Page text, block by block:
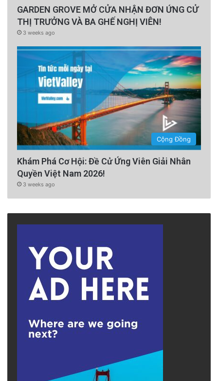
GARDEN GROVE MỞ CỬA NHẬN ĐƠN ỨNG CỬ
THỊ TRƯỞNG VÀ BA GHẾ NGHỊ VIÊN!
3 weeks ago
Cộng Đồng
Khám Phá Cơ Hội: Đề Cử Ứng Viên Giải Nhân
Quyền Việt Nam 2026!
3 weeks ago